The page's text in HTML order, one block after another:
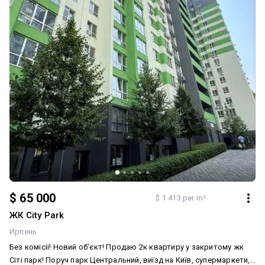
$ 65 000 $ 1 413 per m²
ЖК City Park
Ирпень
Без комісії! Новий обʼєкт! Продаю 2к квартиру у закритому жк
Сіті парк! Поруч парк Центральний, виїзд на Київ, супермаркети,